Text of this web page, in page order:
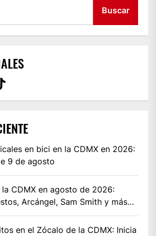
Buscar
en bici en la CDMX en 2026:
9 de agosto
CDMX en agosto de 2026:
Arcángel, Sam Smith y más…
en el Zócalo de la CDMX: Inicia